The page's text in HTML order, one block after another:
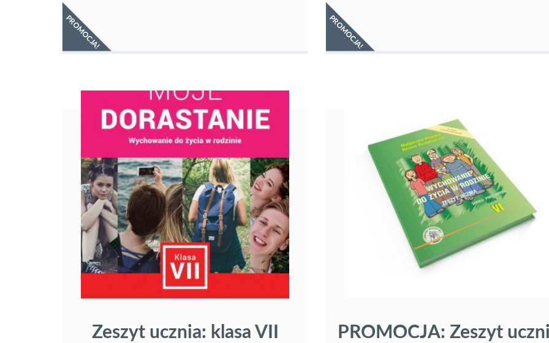
PROMOCJA! PROMOCJA!
Zeszyt ucznia: klasa VII
PROMOCJA: Zeszyt